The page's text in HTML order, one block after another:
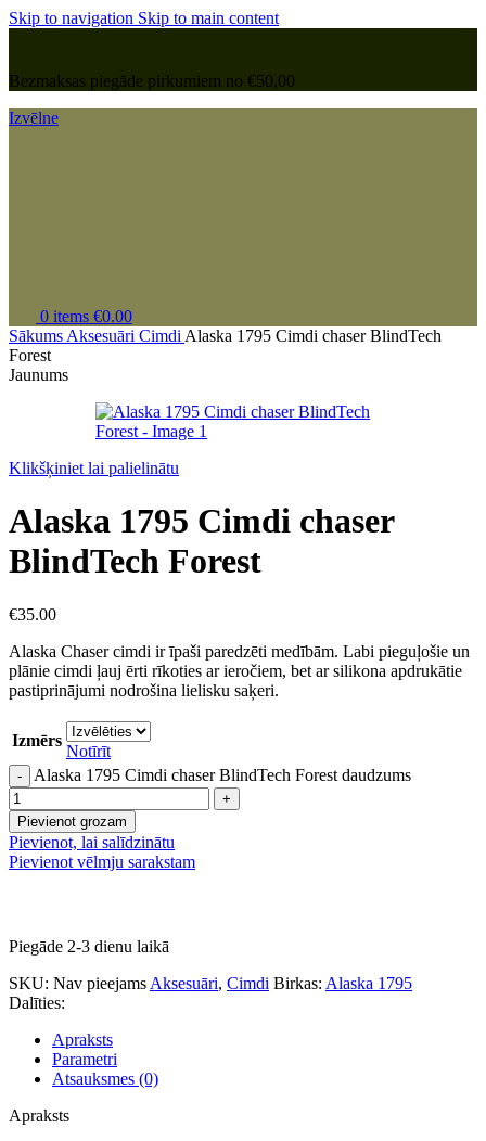
Skip to navigation Skip to main content
Bezmaksas piegāde pirkumiem no €50,00
Izvēlne
0 items €0.00
Sākums Aksesuāri Cimdi Alaska 1795 Cimdi chaser BlindTech
Forest
Jaunums
Klikšķiniet lai palielinātu
Alaska 1795 Cimdi chaser
BlindTech Forest
€35.00
Alaska Chaser cimdi ir īpaši paredzēti medībām. Labi pieguļošie un
plānie cimdi ļauj ērti rīkoties ar ieročiem, bet ar silikona apdrukātie
pastiprinājumi nodrošina lielisku saķeri.
Izmērs
Notīrīt
Alaska 1795 Cimdi chaser BlindTech Forest daudzums
Pievienot grozam
Pievienot, lai salīdzinātu
Pievienot vēlmju sarakstam
Piegāde 2-3 dienu laikā
SKU: Nav pieejams Aksesuāri, Cimdi Birkas: Alaska 1795
Dalīties:
Apraksts
Parametri
Atsauksmes (0)
Apraksts